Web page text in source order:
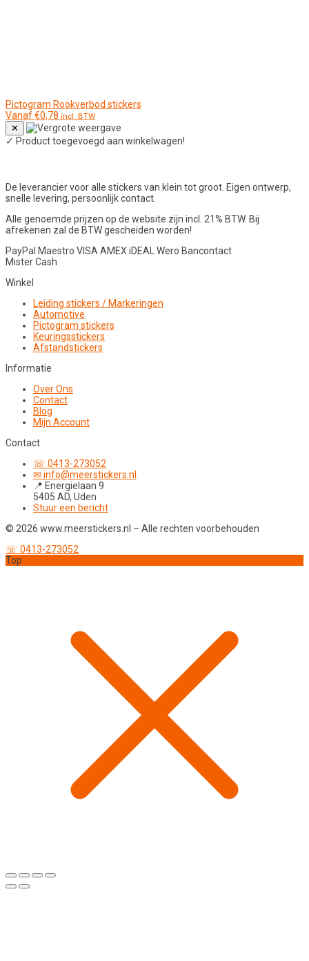
Pictogram Rookverbod stickers
Vanaf€0,78 incl. BTW
✕
✓ Product toegevoegd aan winkelwagen!
De leverancier voor alle stickers van klein tot groot. Eigen ontwerp,
snelle levering, persoonlijk contact.
Alle genoemde prijzen op de website zijn incl. 21% BTW. Bij
afrekenen zal de BTW gescheiden worden!
PayPal Maestro VISA AMEX iDEAL Wero Bancontact
Mister Cash
Winkel
Leiding stickers / Markeringen
Automotive
Pictogram stickers
Keuringsstickers
Afstandstickers
Informatie
Over Ons
Contact
Blog
Mijn Account
Contact
☏ 0413-273052
✉ info@meerstickers.nl
📍 Energielaan 9
5405 AD, Uden
Stuur een bericht
© 2026 www.meerstickers.nl – Alle rechten voorbehouden
☏ 0413-273052
Top